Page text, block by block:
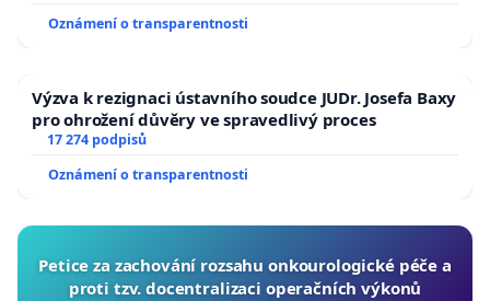
Oznámení o transparentnosti
Výzva k rezignaci ústavního soudce JUDr. Josefa Baxy
pro ohrožení důvěry ve spravedlivý proces
17 274 podpisů
Oznámení o transparentnosti
Petice za zachování rozsahu onkourologické péče a
proti tzv. docentralizaci operačních výkonů